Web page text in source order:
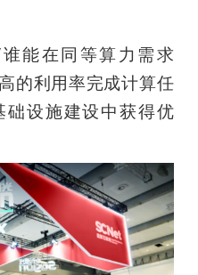
能在同等算力需求
的利用率完成计算任
设施建设中获得优